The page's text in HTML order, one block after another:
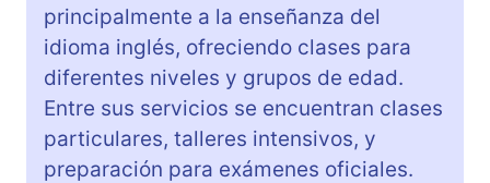
principalmente a la enseñanza del
idioma inglés, ofreciendo clases para
diferentes niveles y grupos de edad.
Entre sus servicios se encuentran clases
particulares, talleres intensivos, y
preparación para exámenes oficiales.